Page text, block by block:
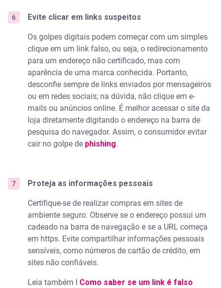
Evite clicar em links suspeitos
Os golpes digitais podem começar com um simples
clique em um link falso, ou seja, o redirecionamento
para um endereço não certificado, mas com
aparência de uma marca conhecida. Portanto,
desconfie sempre de links enviados por mensageiros
ou em redes sociais; na dúvida, não clique em e-
mails ou anúncios online. É melhor acessar o site da
loja diretamente digitando o endereço na barra de
pesquisa do navegador. Assim, o consumidor evitar
cair no golpe de phishing.
Proteja as informações pessoais
Certifique-se de realizar compras em sites de
ambiente seguro. Observe se o endereço possui um
cadeado na barra de navegação e se a URL começa
em https. Evite compartilhar informações pessoais
sensíveis, como números de cartão de crédito, em
sites não confiáveis.
Leia também I Como saber se um link é falso